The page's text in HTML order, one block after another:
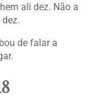
ali dez. Não a
de falar a